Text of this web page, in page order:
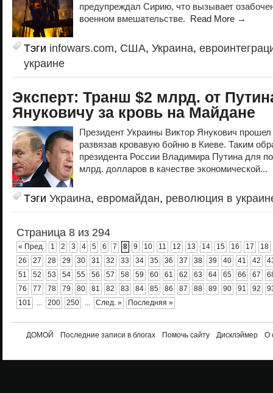
предупреждал Сирию, что вызывает
военном вмешательстве. Read More →
Тэги infowars.com, США, Украина,
украине
Эксперт: Транш $2 млрд. от
Януковичу за кровь на Майдане
Президент Украины Виктор Янукович прошел
развязав кровавую бойню в Киеве. Таким
президента России Владимира Путина для
млрд. долларов в качестве экономической...
Тэги Украина, евромайдан, революция в
Страница 8 из 294
« Пред. 1 2 3 4 5 6 7 8 9 10 11 12 13 14 15 16 17
18
26
27 28 29 30 31 32 33 34 35 36 37 38 39 40 41 42
51
52 53 54 55 56 57 58 59 60 61 62 63 64 65 66 67
76
77 78 79 80 81 82 83 84 85 86 87 88 89 90 91 92
101
... 200 250 ... След. » Последняя »
ДОМОЙ Последние записи в блогах Помочь сайту Дисклэймер О